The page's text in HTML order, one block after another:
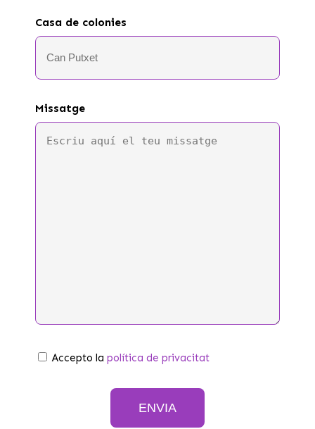
Casa de colonies
Missatge
Política
Accepto la política de privacitat